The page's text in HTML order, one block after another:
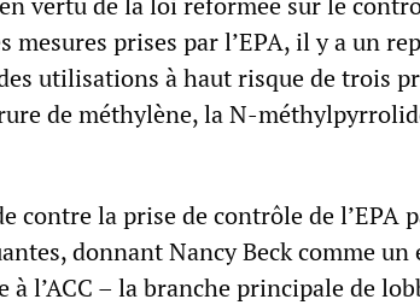
mesures prises par l’EPA, il y a un
utilisations à haut risque de trois
de méthylène, la N-
contre la prise de contrôle de l’EPA
donnant Nancy Beck comme un
l’ACC – la branche principale de